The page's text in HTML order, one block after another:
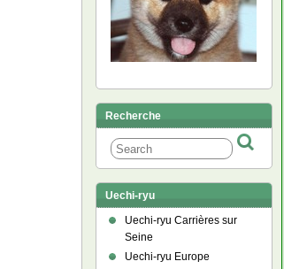
Recherche
Uechi-ryu
Uechi-ryu Carrières sur
Seine
Uechi-ryu Europe